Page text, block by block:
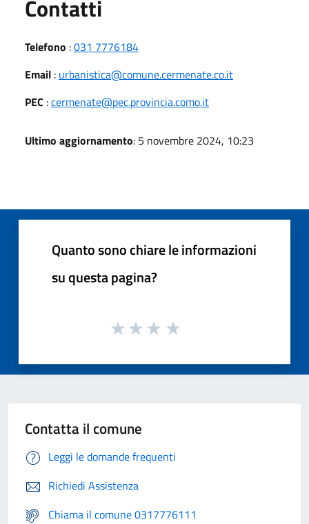
Contatti
Telefono :031 7776184
Email : urbanistica@comune.cermenate.co.it
PEC :cermenate@pec.provincia.como.it
Ultimo aggiornamento: 5 novembre 2024, 10:23
Quanto sono chiare le informazioni
su questa pagina?
Contatta il comune
Leggi le domande frequenti
Richiedi Assistenza
Chiama il comune 0317776111